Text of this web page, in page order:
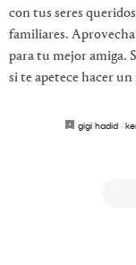
con tus seres
familiares. Aprovecha
para tu mejor amiga.
si te apetece hacer un
gigi hadid·